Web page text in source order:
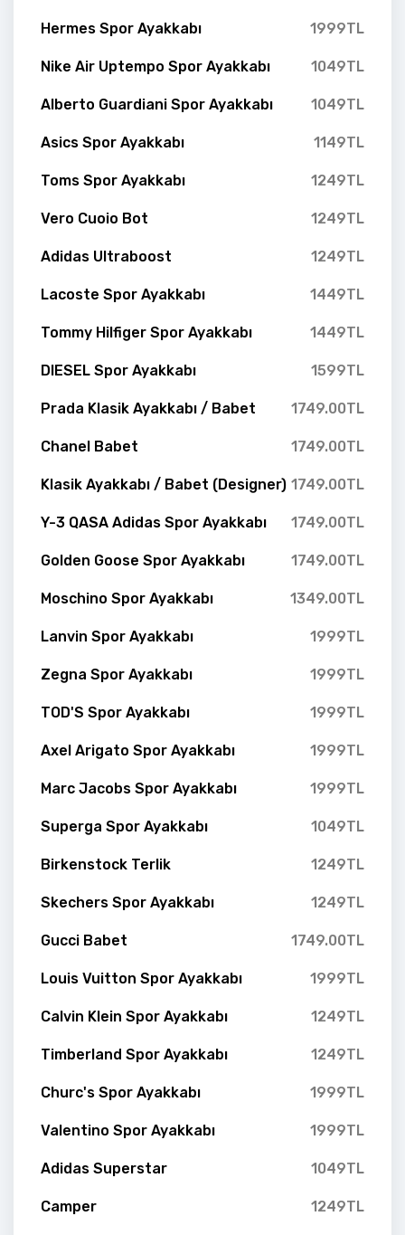
Hermes Spor Ayakkabı 1999TL
Nike Air Uptempo Spor Ayakkabı 1049TL
Alberto Guardiani Spor Ayakkabı 1049TL
Asics Spor Ayakkabı 1149TL
Toms Spor Ayakkabı 1249TL
Vero Cuoio Bot 1249TL
Adidas Ultraboost 1249TL
Lacoste Spor Ayakkabı 1449TL
Tommy Hilfiger Spor Ayakkabı 1449TL
DIESEL Spor Ayakkabı 1599TL
Prada Klasik Ayakkabı / Babet 1749.00TL
Chanel Babet 1749.00TL
Klasik Ayakkabı / Babet (Designer) 1749.00TL
Y-3 QASA Adidas Spor Ayakkabı 1749.00TL
Golden Goose Spor Ayakkabı 1749.00TL
Moschino Spor Ayakkabı 1349.00TL
Lanvin Spor Ayakkabı 1999TL
Zegna Spor Ayakkabı 1999TL
TOD'S Spor Ayakkabı 1999TL
Axel Arigato Spor Ayakkabı 1999TL
Marc Jacobs Spor Ayakkabı 1999TL
Superga Spor Ayakkabı 1049TL
Birkenstock Terlik 1249TL
Skechers Spor Ayakkabı 1249TL
Gucci Babet 1749.00TL
Louis Vuitton Spor Ayakkabı 1999TL
Calvin Klein Spor Ayakkabı 1249TL
Timberland Spor Ayakkabı 1249TL
Churc's Spor Ayakkabı 1999TL
Valentino Spor Ayakkabı 1999TL
Adidas Superstar 1049TL
Camper 1249TL